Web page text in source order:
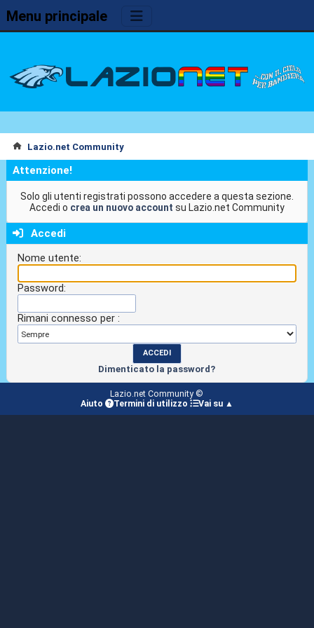
Menu principale
Lazio.net Community
Attenzione!
Solo gli utenti registrati possono accedere a questa sezione.
Accedi o crea un nuovo account su Lazio.net Community
Accedi
Nome utente:
Password:
Rimani connesso per :
Dimenticato la password?
Lazio.net Community ©
Aiuto
Termini di utilizzo Vai su ▲